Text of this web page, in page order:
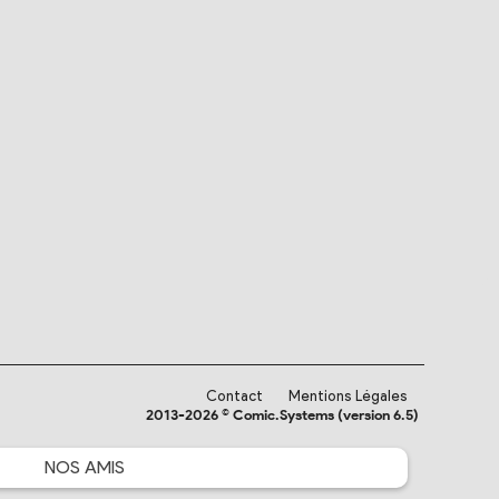
Contact
Mentions Légales
2013-2026 © Comic.Systems (version 6.5)
NOS AMIS